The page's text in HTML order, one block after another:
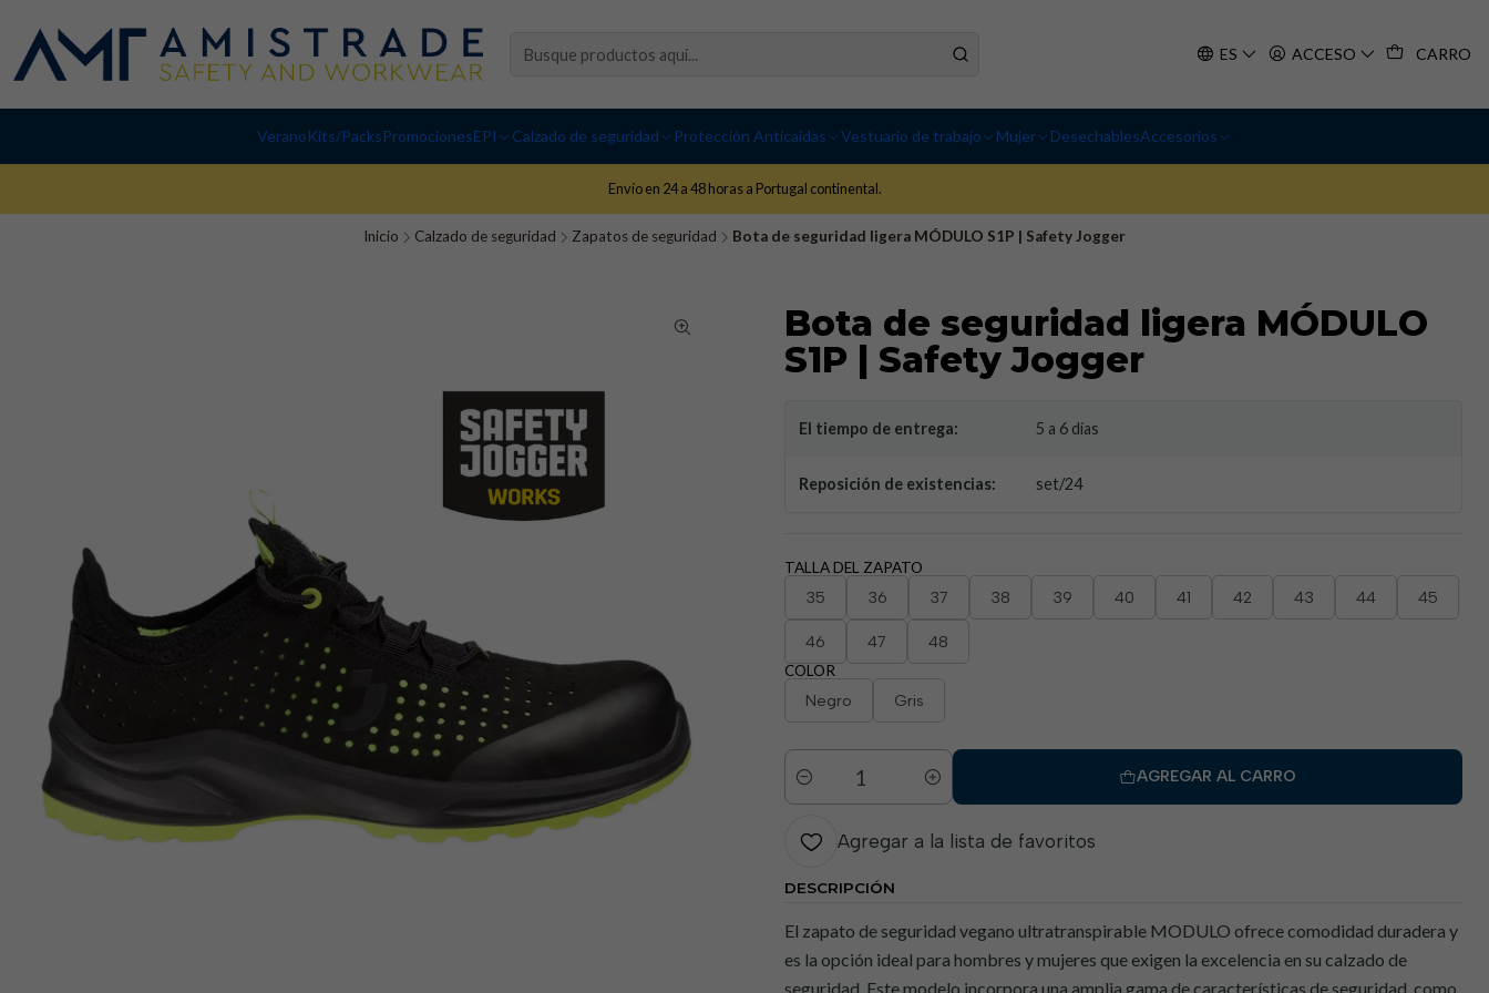
ES ACCESO CARRO
VeranoKits/PacksPromocionesEPI Calzado de seguridad Protección Anticaídas Vestuario de trabajo Mujer DesechablesAccesorios
Envío en 24 a 48 horas a Portugal continental.
Inicio Calzado de seguridad Zapatos de seguridad Bota de seguridad ligera MÓDULO S1P | Safety Jogger
Bota de seguridad ligera MÓDULO
S1P | Safety Jogger
El tiempo de entrega: 5 a 6 días
Reposición de existencias: set/24
TALLA DEL ZAPATO
35 36 37 38 39 40 41 42 43 44 45
46 47 48
COLOR
Negro Gris
Cantidad
AGREGAR AL CARRO
Agregar a la lista de favoritos
DESCRIPCIÓN
El zapato de seguridad vegano ultratranspirable MODULO ofrece comodidad duradera y
es la opción ideal para hombres y mujeres que exigen la excelencia en su calzado de
seguridad. Este modelo incorpora una amplia gama de características de seguridad, como